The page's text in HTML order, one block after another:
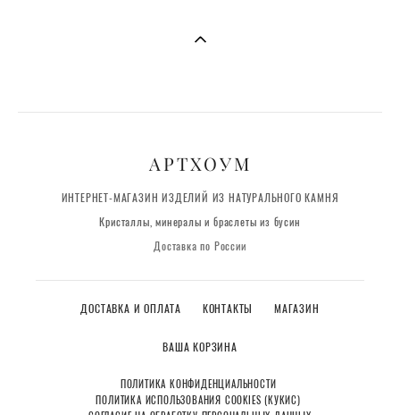
АРТХОУМ
ИНТЕРНЕТ-МАГАЗИН ИЗДЕЛИЙ ИЗ НАТУРАЛЬНОГО КАМНЯ
Кристаллы, минералы и браслеты из бусин
Доставка по России
ДОСТАВКА И ОПЛАТА КОНТАКТЫ МАГАЗИН
ВАША КОРЗИНА
ПОЛИТИКА КОНФИДЕНЦИАЛЬНОСТИ
ПОЛИТИКА ИСПОЛЬЗОВАНИЯ COOKIES (КУКИС)